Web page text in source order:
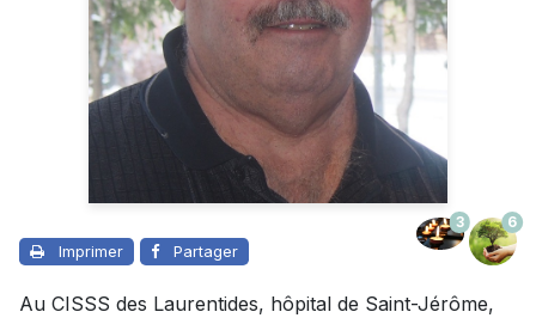
Imprimer Partager
3 6
Au CISSS des Laurentides, hôpital de Saint-Jérôme,